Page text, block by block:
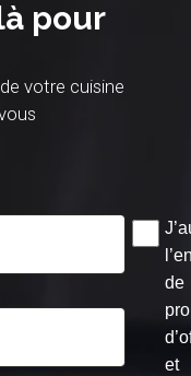
pour
votre cuisine
de
et